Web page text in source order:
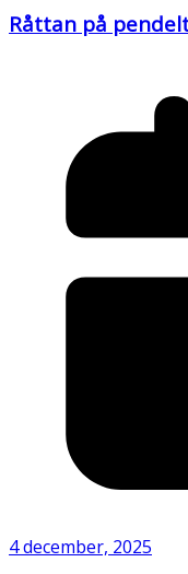
Råttan på
4 december, 2025